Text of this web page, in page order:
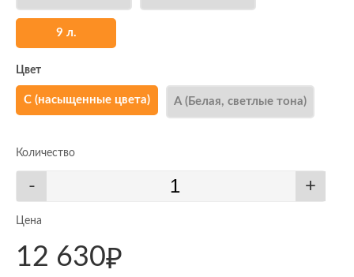
9 л.
Цвет
С (насыщенные цвета) А (Белая, светлые тона)
Количество
- +
Цена
12 630₽